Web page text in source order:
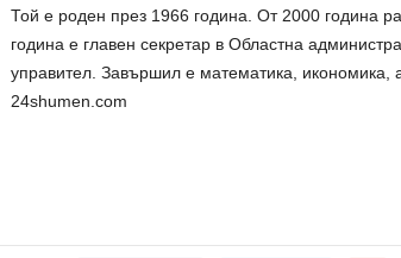
Той е роден през 1966 година. От 2000 година
година е главен секретар в Областна
управител. Завършил е математика, икономика,
24shumen.com